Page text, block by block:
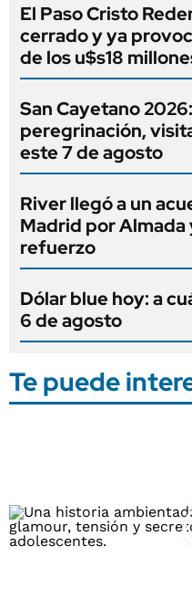
El Paso Cristo
cerrado y ya
de los u$s18
San Cayetano
peregrinación,
este 7 de agosto
River llegó a un
Madrid por
refuerzo
Dólar blue hoy: a
6 de agosto
Te puede